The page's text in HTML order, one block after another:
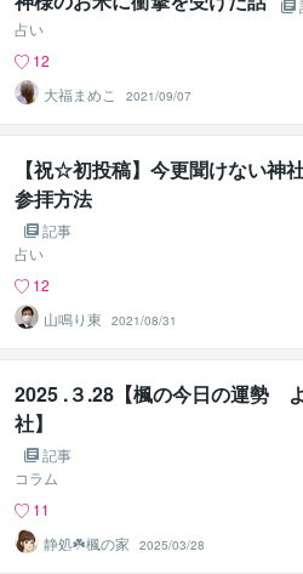
占い
12
大福まめこ
2021/09/07
【祝☆初投稿】今更聞けない神
参拝方法
記事
占い
12
山鳴り東
2021/08/31
2025 .３.28【楓の今日の運勢
社】
記事
コラム
11
静処☘️楓の家
2025/03/28